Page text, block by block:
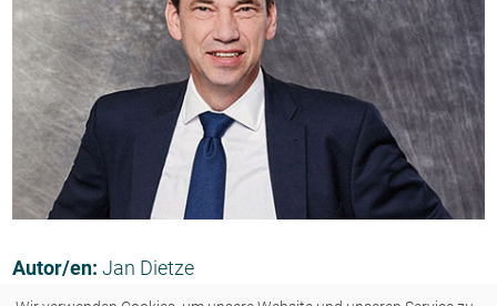
Autor/en:Jan Dietze